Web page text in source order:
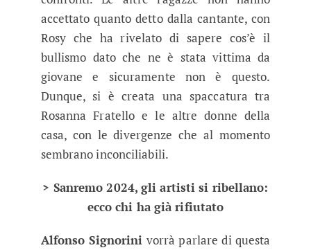
accettato quanto detto dalla cantante, con
Rosy che ha rivelato di sapere cos’è il
bullismo dato che ne è stata vittima da
giovane e sicuramente non è questo.
Dunque, si è creata una spaccatura tra
Rosanna Fratello e le altre donne della
casa, con le divergenze che al momento
sembrano inconciliabili.
> Sanremo 2024, gli artisti si ribellano:
ecco chi ha già rifiutato
Alfonso Signorini vorrà parlare di questa